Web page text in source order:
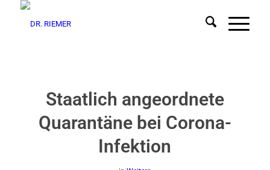
Staatlich angeordnete
Quarantäne bei Corona-
Infektion